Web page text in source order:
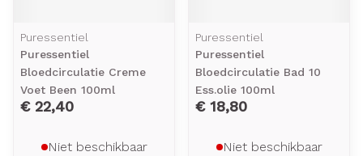
Puressentiel
Puressentiel
Bloedcirculatie Creme
Voet Been 100ml
€ 22,40
Niet beschikbaar
Puressentiel
Puressentiel
Bloedcirculatie Bad 10
Ess.olie 100ml
€ 18,80
Niet beschikbaar